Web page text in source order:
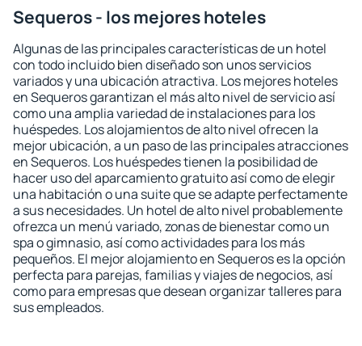
Sequeros - los mejores hoteles
Algunas de las principales características de un hotel
con todo incluido bien diseñado son unos servicios
variados y una ubicación atractiva. Los mejores hoteles
en Sequeros garantizan el más alto nivel de servicio así
como una amplia variedad de instalaciones para los
huéspedes. Los alojamientos de alto nivel ofrecen la
mejor ubicación, a un paso de las principales atracciones
en Sequeros. Los huéspedes tienen la posibilidad de
hacer uso del aparcamiento gratuito así como de elegir
una habitación o una suite que se adapte perfectamente
a sus necesidades. Un hotel de alto nivel probablemente
ofrezca un menú variado, zonas de bienestar como un
spa o gimnasio, así como actividades para los más
pequeños. El mejor alojamiento en Sequeros es la opción
perfecta para parejas, familias y viajes de negocios, así
como para empresas que desean organizar talleres para
sus empleados.